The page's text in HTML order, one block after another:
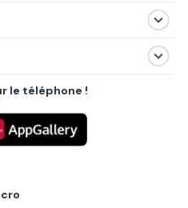
le téléphone !